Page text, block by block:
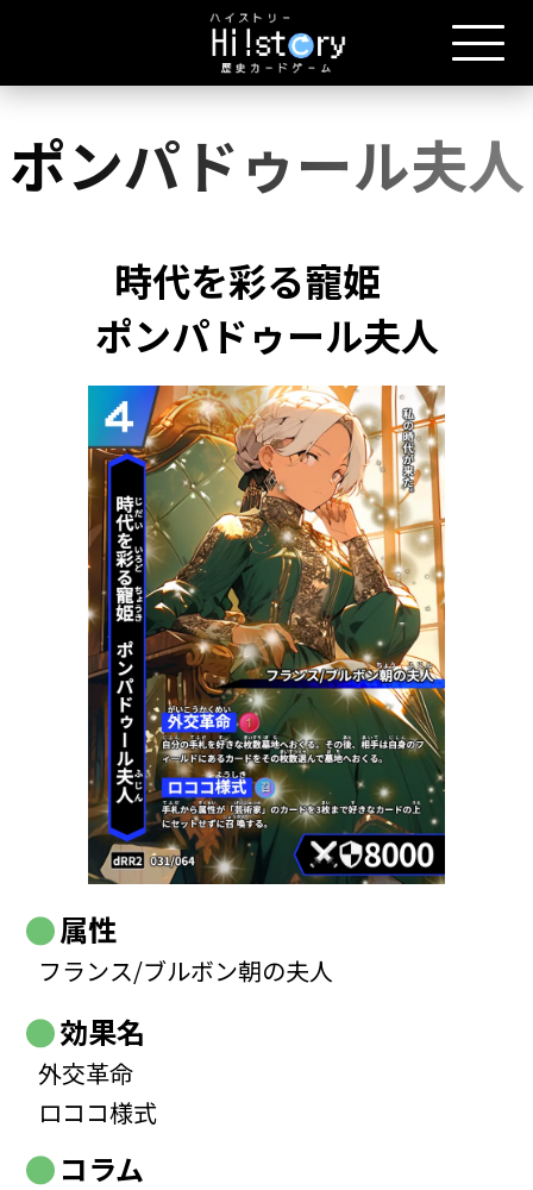
ポンパドゥール夫人
時代を彩る寵姫
ポンパドゥール夫人
属性
フランス/ブルボン朝の夫人
効果名
外交革命
ロココ様式
コラム